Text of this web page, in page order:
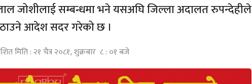
जोशीलाई सम्बन्धमा भने यसअघि जिल्ला अदालत रुपन्देहीले
आदेश सदर गरेको छ ।
मिति : २१ चैत्र २०८१, शुक्रबार ८ : ०१ बजे